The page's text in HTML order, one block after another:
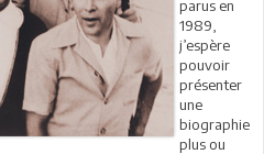
parus en
1989,
j’espère
pouvoir
présenter
une
biographie
plus ou